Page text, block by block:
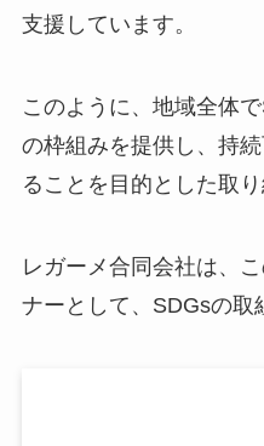
支援しています。
このように、地域全体
の枠組みを提供し、持
ることを目的とした取り
レガーメ合同会社は、
ナーとして、SDGsの取